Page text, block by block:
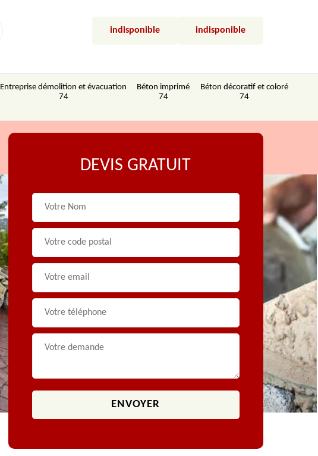
indisponible indisponible
Entreprise démolition et évacuation
74
Béton imprimé
74
Béton décoratif et coloré
74
DEVIS GRATUIT